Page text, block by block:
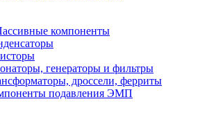
компоненты
генераторы и фильтры
дроссели, ферриты
подавления ЭМП